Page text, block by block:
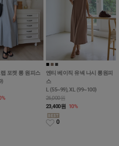
포켓 롱 원피스
■ ■ ■
엔티 베이직 유넥 나시 롱원피
스
L (55~99), XL (99~100)
26,000원
23,400원 10%
0